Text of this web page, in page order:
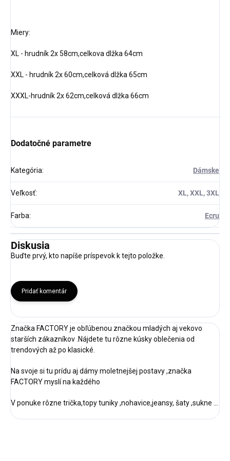
Miery:
XL - hrudník 2x 58cm,celkova dlžka 64cm
XXL - hrudník 2x 60cm,celková dlžka 65cm
XXXL-hrudník 2x 62cm,celková dlžka 66cm
Dodatočné parametre
Kategória: Dámske
Veľkosť: XL, XXL, 3XL
Farba: Ecru
Diskusia
Buďte prvý, kto napíše príspevok k tejto položke.
Pridať komentár
Značka FACTORY je obľúbenou značkou mladých aj vekovo
starších zákazníkov .Nájdete tu rôzne kúsky oblečenia od
trendových až po klasické.
Na svoje si tu prídu aj dámy moletnejšej postavy ,značka
FACTORY myslí na každého
V ponuke rôzne trička,topy tuniky ,nohavice,jeansy, šaty ,sukne ...